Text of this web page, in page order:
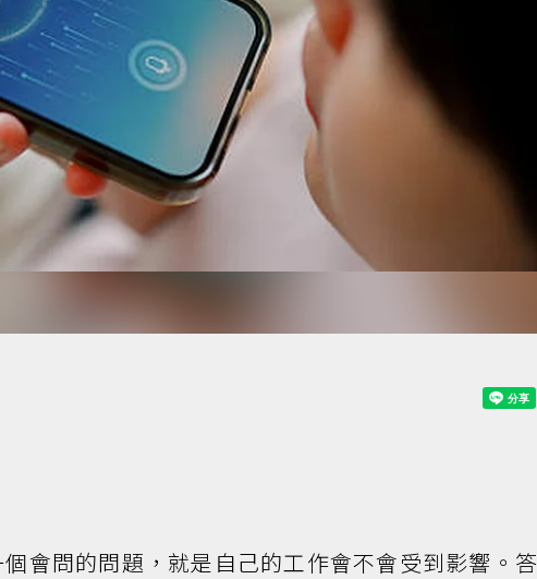
會問的問題，就是自己的工作會不會受到影響。答